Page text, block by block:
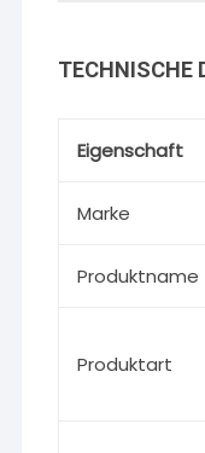
TECHNISCHE
Eigenschaft
Marke
Produktname
Produktart